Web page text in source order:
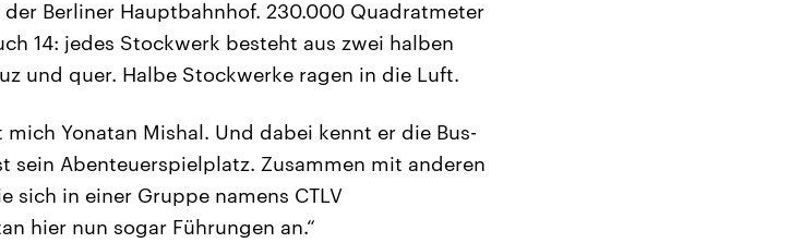
Berliner Hauptbahnhof. 230.000 Quadratmeter
14: jedes Stockwerk besteht aus zwei halben
und quer. Halbe Stockwerke ragen in die Luft.
Yonatan Mishal. Und dabei kennt er die Bus-
sein Abenteuerspielplatz. Zusammen mit anderen
sich in einer Gruppe namens CTLV
hier nun sogar Führungen an.“